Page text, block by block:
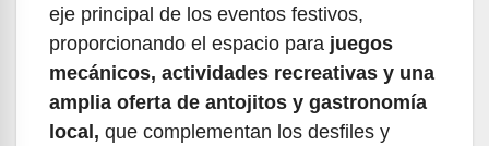
eje principal de los eventos festivos,
proporcionando el espacio para juegos
mecánicos, actividades recreativas y una
amplia oferta de antojitos y gastronomía
local, que complementan los desfiles y